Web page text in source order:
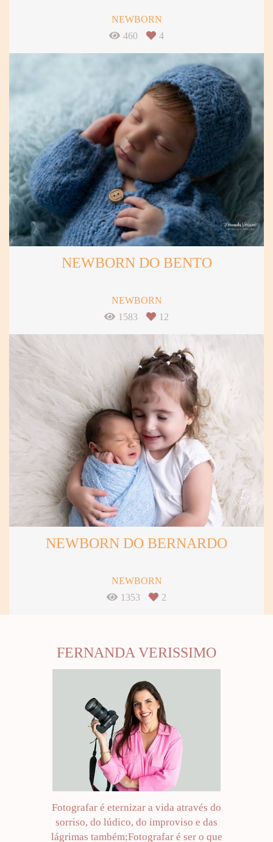
NEWBORN
460
4
NEWBORN DO BENTO
NEWBORN
1583
12
NEWBORN DO BERNARDO
NEWBORN
1353
2
FERNANDA VERISSIMO
Fotografar é eternizar a vida através do
sorriso, do lúdico, do improviso e das
lágrimas também;Fotografar é ser o que